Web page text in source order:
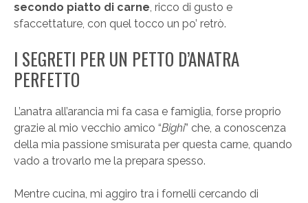
secondo piatto di carne, ricco di gusto e
sfaccettature, con quel tocco un po’ retrò.
I SEGRETI PER UN PETTO D’ANATRA
PERFETTO
L’anatra all’arancia mi fa casa e famiglia, forse proprio
grazie al mio vecchio amico “Bighi” che, a conoscenza
della mia passione smisurata per questa carne, quando
vado a trovarlo me la prepara spesso.
Mentre cucina, mi aggiro tra i fornelli cercando di